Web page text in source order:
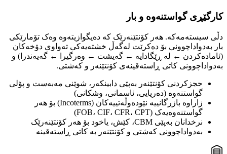
کارگێڕی گواستنەوە و بار
دڵی سیستەمەکە. هەر کۆنتێنەرێک کە دەیگوازیتەوە وەک تۆمارێکی
بار بەدواداچوونی بۆ دەکرێت لەگەڵ خشتەیەکی تەواوی دۆخەکان
(ئامادەکردن ← لە ڕێگادایە ← گەیشت ← وەرگیرا ← گەیەندرا) و
بەدواداچوونی کاتی ڕاستەقینەی کۆنتێنەر و کەشتی.
حجزکردنی کۆنتێنەر بەپێی دابینکەر، شوێنی مەبەست و پۆلی
گواستنەوە (دەریایی، ئاسمانی، وشکانی)
زاراوە بازرگانییە نێودەوڵەتییەکان (Incoterms) بۆ هەر
گواستنەوەیەک (FOB، CIF، CFR، CPT)
نرخدانان بەپێی CBM، کێش، یاخود بۆ هەر کۆنتێنەرێک
بەدواداچوونی کەشتی و کۆنتێنەر بە کاتی ڕاستەقینە